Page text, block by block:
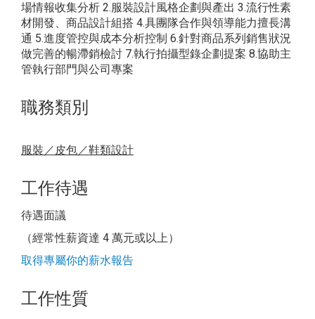
場情報收集分析 2.服裝設計風格企劃與產出 3.流行性素
材開發、商品設計組搭 4.具團隊合作與領導能力擅長溝
通 5.進度管控與成本分析控制 6.針對商品系列銷售狀況
做完善的暢滯銷檢討 7.執行拍攝型錄企劃提案 8.協助主
管執行部門與公司專案
職務類別
服裝／皮包／鞋類設計
工作待遇
待遇面議
（經常性薪資達 4 萬元或以上）
取得專屬你的薪水報告
工作性質